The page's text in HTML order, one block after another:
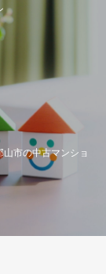
市の中古マンショ